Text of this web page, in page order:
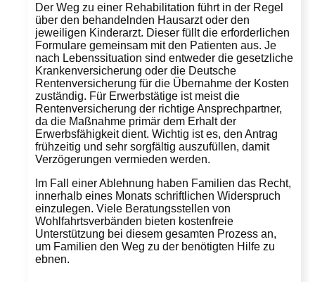
Der Weg zu einer Rehabilitation führt in der Regel
über den behandelnden Hausarzt oder den
jeweiligen Kinderarzt. Dieser füllt die erforderlichen
Formulare gemeinsam mit den Patienten aus. Je
nach Lebenssituation sind entweder die gesetzliche
Krankenversicherung oder die Deutsche
Rentenversicherung für die Übernahme der Kosten
zuständig. Für Erwerbstätige ist meist die
Rentenversicherung der richtige Ansprechpartner,
da die Maßnahme primär dem Erhalt der
Erwerbsfähigkeit dient. Wichtig ist es, den Antrag
frühzeitig und sehr sorgfältig auszufüllen, damit
Verzögerungen vermieden werden.
Im Fall einer Ablehnung haben Familien das Recht,
innerhalb eines Monats schriftlichen Widerspruch
einzulegen. Viele Beratungsstellen von
Wohlfahrtsverbänden bieten kostenfreie
Unterstützung bei diesem gesamten Prozess an,
um Familien den Weg zu der benötigten Hilfe zu
ebnen.